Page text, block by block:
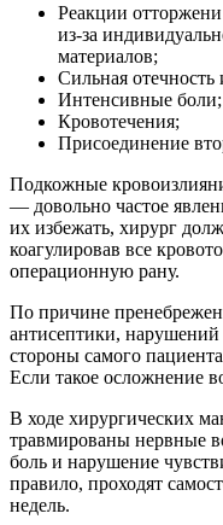
Реакции
из-за
материалов;
Сильная отечность
Интенсивные боли;
Кровотечения;
Присоединение
Подкожные
— довольно частое
их избежать, хирург
коагулировав все
операционную рану.
По причине
антисептики,
стороны самого
Если такое осложнение
В ходе хирургических
травмированы нервные
боль и нарушение
правило, проходят
недель.